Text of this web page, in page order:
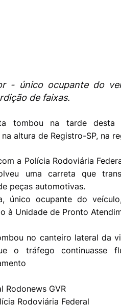
- único ocupante do
de faixas.
tombou na tarde desta
altura de Registro-SP, na
a Polícia Rodoviária
uma carreta que
peças automotivas.
único ocupante do
à Unidade de Pronto
no canteiro lateral da
o tráfego continuasse
Rodonews GVR
Rodoviária Federal